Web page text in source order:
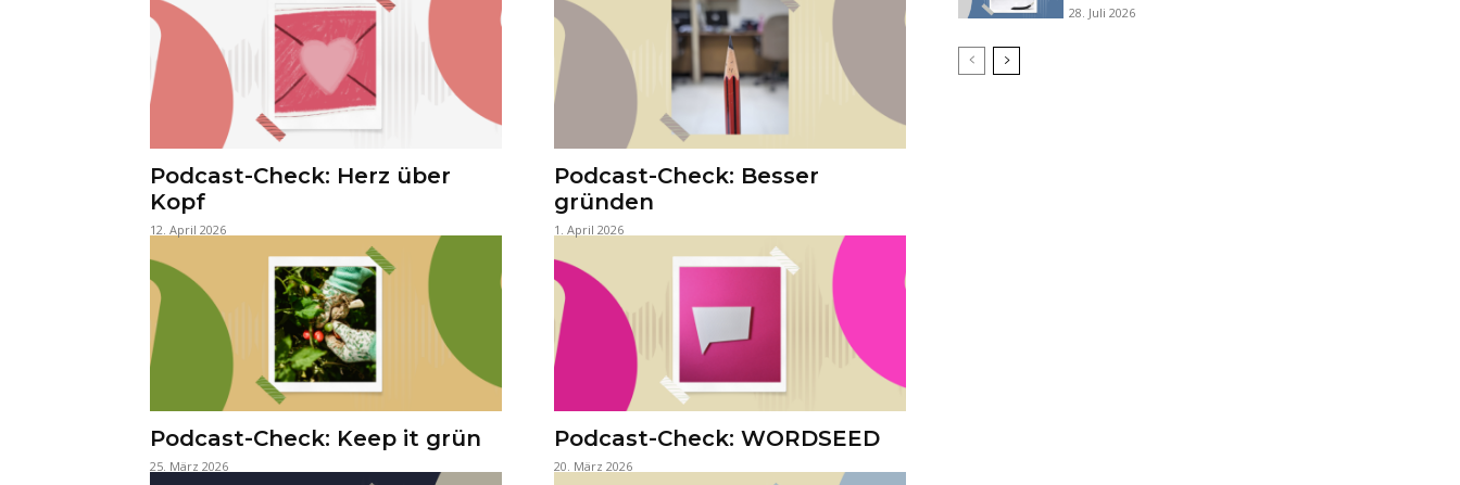
Podcast-Check: Herz über
Kopf
12. April 2026
Podcast-Check: Besser
gründen
1. April 2026
Podcast-Check: Keep it grün
25. März 2026
Podcast-Check: WORDSEED
20. März 2026
28. Juli 2026